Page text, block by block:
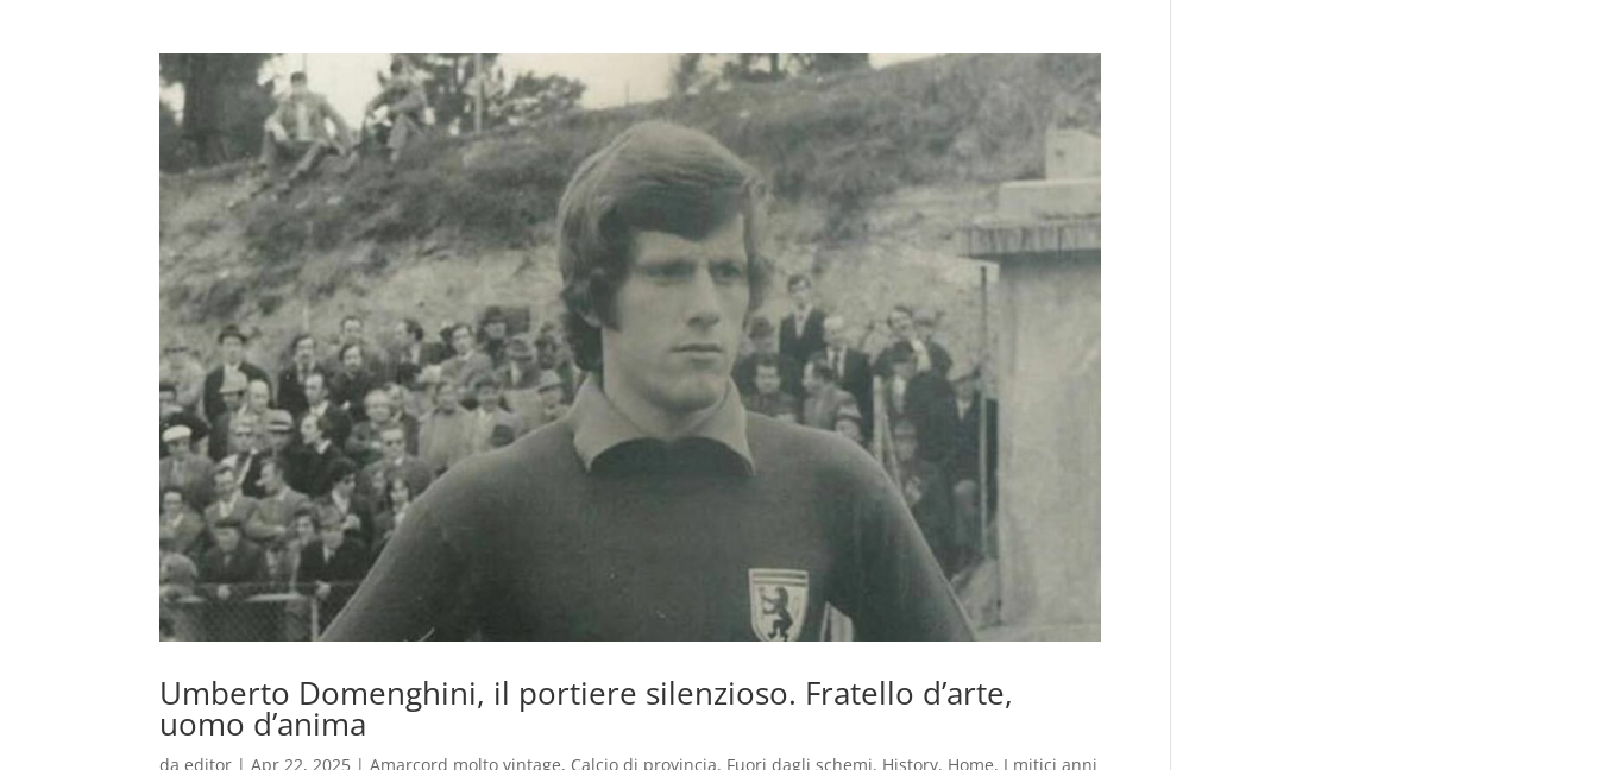
Umberto Domenghini, il portiere silenzioso. Fratello d’arte,
uomo d’anima
daeditor |Apr 22, 2025 |Amarcord molto vintage, Calcio di provincia, Fuori dagli schemi, History, Home, I mitici anni